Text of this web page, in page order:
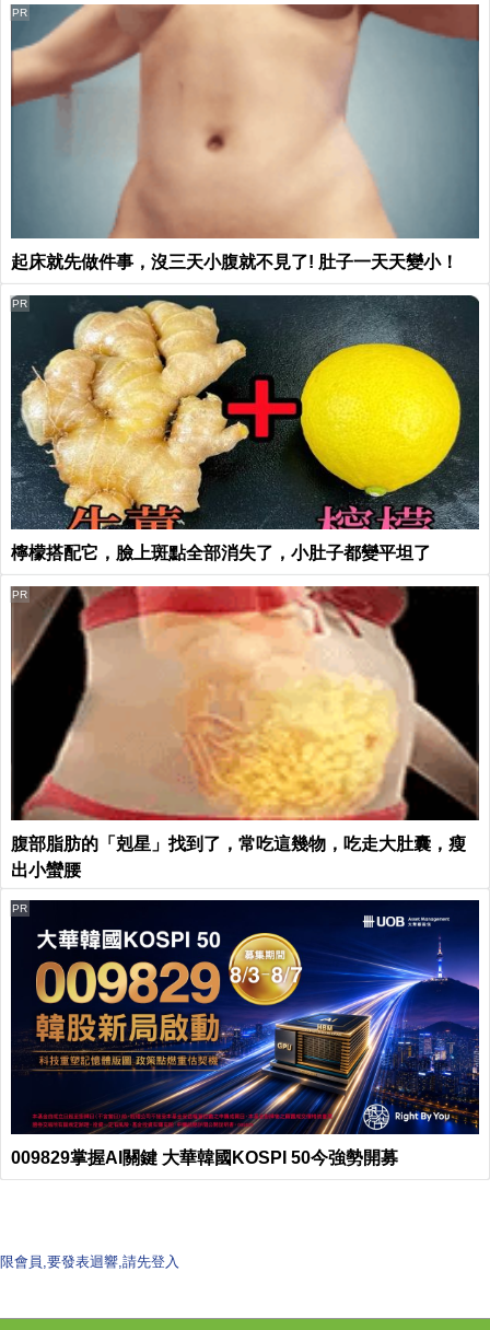
起床就先做件事，沒三天小腹就不見了! 肚子一天天變小！
PR
檸檬搭配它，臉上斑點全部消失了，小肚子都變平坦了
PR
腹部脂肪的「剋星」找到了，常吃這幾物，吃走大肚囊，瘦
出小蠻腰
PR
009829掌握AI關鍵 大華韓國KOSPI 50今強勢開募
PR
限會員,要發表迴響,請先登入